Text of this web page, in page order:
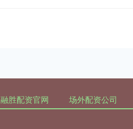
融胜配资官网 场外配资公司